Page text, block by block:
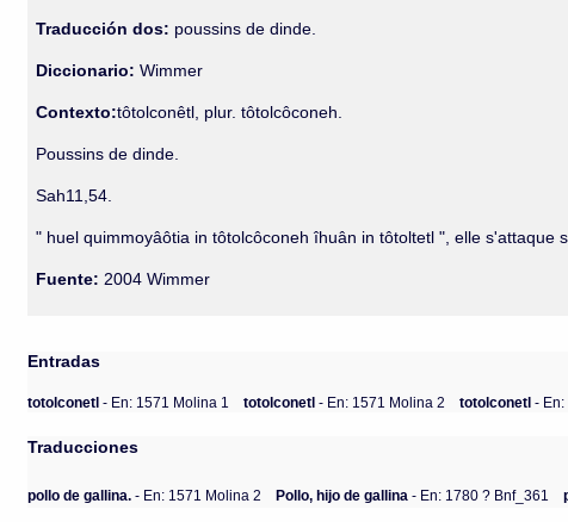
Traducción dos: poussins de dinde.
Diccionario:Wimmer
Contexto:tôtolconêtl, plur. tôtolcôconeh.
Poussins de dinde.
Sah11,54.
" huel quimmoyâôtia in tôtolcôconeh îhuân in tôtoltetl ", elle s'attaque
Fuente: 2004 Wimmer
Entradas
totolconetl- En: 1571 Molina 1 totolconetl- En: 1571 Molina 2 totolconetl-
Traducciones
pollo de gallina. - En: 1571 Molina 2 Pollo, hijo de gallina - En: 1780 ? Bnf_361